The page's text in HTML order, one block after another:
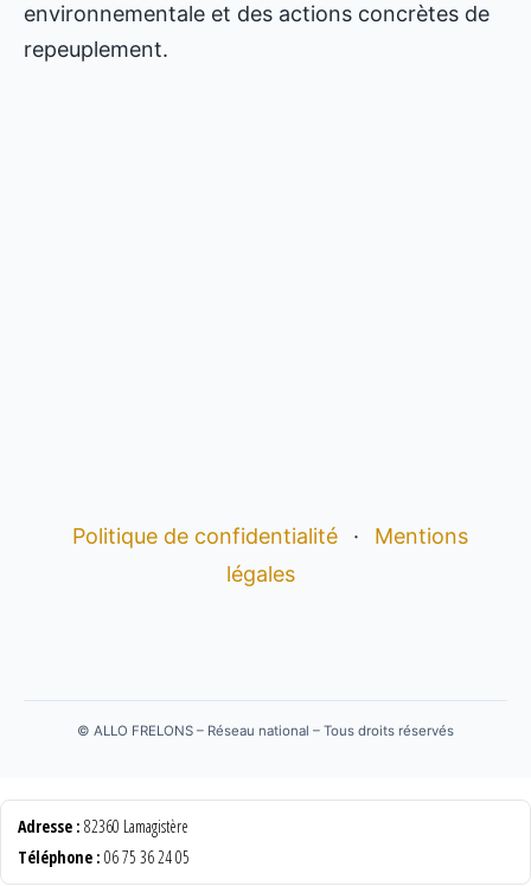
environnementale et des actions concrètes de
repeuplement.
Politique de confidentialité ·
Mentions
légales
© ALLO FRELONS – Réseau national – Tous droits réservés
Adresse : 82360 Lamagistère
Téléphone : 06 75 36 24 05